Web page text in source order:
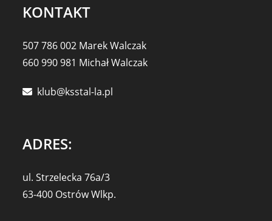
KONTAKT
507 786 002 Marek Walczak
660 990 981 Michał Walczak
klub@ksstal-la.pl
ADRES:
ul. Strzelecka 76a/3
63-400 Ostrów Wlkp.